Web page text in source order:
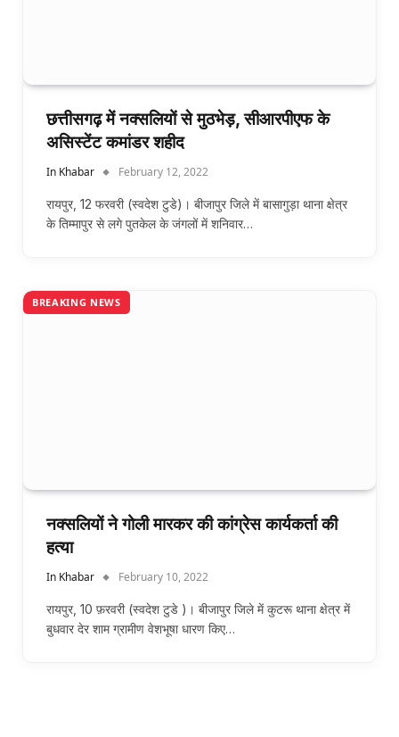
छत्तीसगढ़ में नक्सलियों से मुठभेड़, सीआरपीएफ के
असिस्टेंट कमांडर शहीद
In Khabar February 12, 2022
रायपुर, 12 फरवरी (स्वदेश टुडे)। बीजापुर जिले में बासागुड़ा थाना क्षेत्र
के तिम्मापुर से लगे पुतकेल के जंगलों में शनिवार…
BREAKING NEWS
नक्सलियों ने गोली मारकर की कांग्रेस कार्यकर्ता की
हत्या
In Khabar February 10, 2022
रायपुर, 10 फ़रवरी (स्वदेश टुडे )। बीजापुर जिले में कुटरू थाना क्षेत्र में
बुधवार देर शाम ग्रामीण वेशभूषा धारण किए…